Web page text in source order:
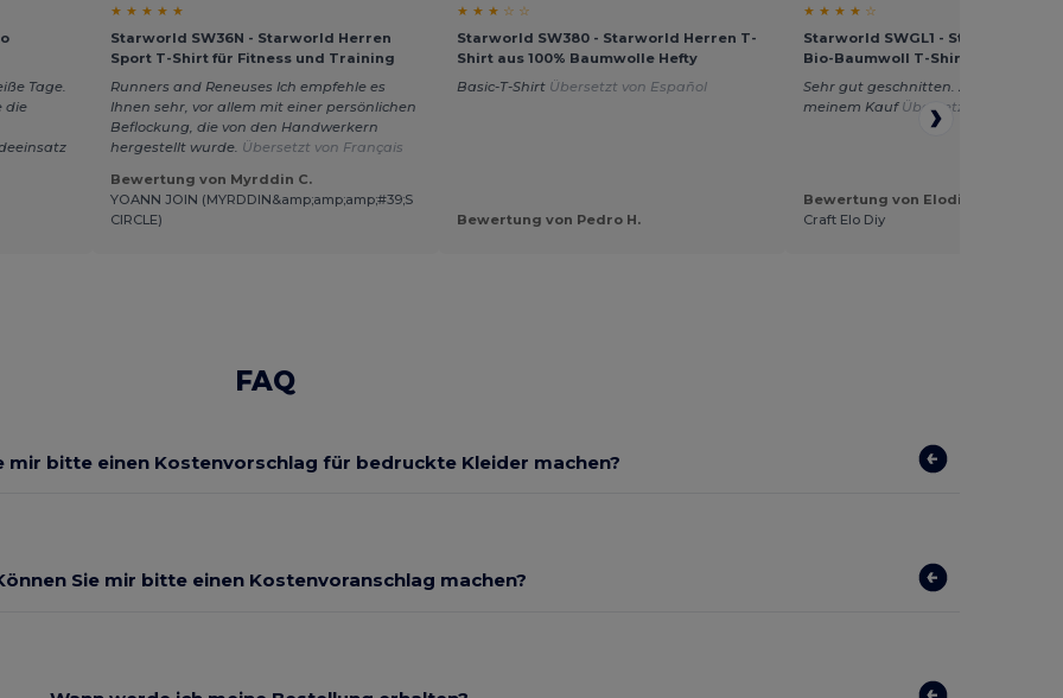
Tage.
die
★ ★ ★ ★ ★
Starworld SW36N - Starworld Herren
Sport T-Shirt für Fitness und Training
Runners and Reneuses Ich empfehle es
Ihnen sehr, vor allem mit einer persönlichen
Beflockung, die von den Handwerkern
hergestellt wurde. Übersetzt von Français
Bewertung von Myrddin C.
YOANN JOIN (MYRDDIN&amp;amp;amp;#39;S
CIRCLE)
★ ★ ★ ☆ ☆
Starworld SW380 - Starworld Herren T-
Shirt aus 100% Baumwolle Hefty
Basic-T-Shirt Übersetzt von Español
Bewertung von Pedro H.
★ ★ ★ ★ ☆
Starworld SWGL1 - Starworld
Bio-Baumwoll T-Shirt
Sehr gut geschnitten. Zufrieden mit
meinem Kauf Übersetzt von Français
Bewertung von Elodie S.
Craft Elo Diy
FAQ
mir bitte einen Kostenvorschlag für bedruckte Kleider machen?
Sie mir bitte einen Kostenvoranschlag machen?